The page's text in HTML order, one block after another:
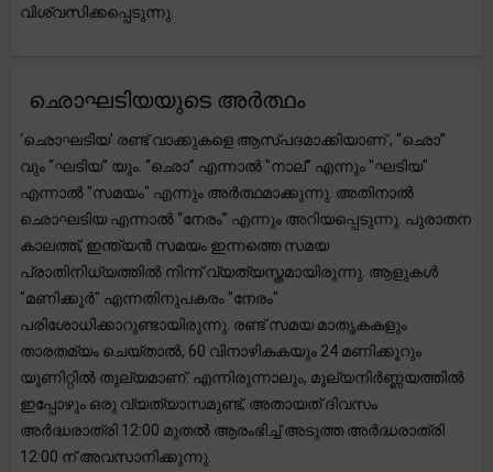
വിശ്വസിക്കപ്പെടുന്നു.
ഛൊഘടിയയുടെ അർത്ഥം
‘ഛൊഘടിയ’ രണ്ട് വാക്കുകളെ ആസ്പദമാക്കിയാണ് , “ഛൊ”
വും “ഘടിയ” യും. “ഛൊ” എന്നാൽ "നാല്" എന്നും "ഘടിയ"
എന്നാൽ "സമയം" എന്നും അർത്ഥമാക്കുന്നു. അതിനാൽ
ഛൊഘടിയ എന്നാൽ “നേരം” എന്നും അറിയപ്പെടുന്നു. പുരാതന
കാലത്ത്, ഇന്ത്യൻ സമയം ഇന്നത്തെ സമയ
പ്രാതിനിധ്യത്തിൽ നിന്ന് വ്യത്യസ്തമായിരുന്നു. ആളുകൾ
"മണിക്കൂർ" എന്നതിനുപകരം "നേരം"
പരിശോധിക്കാറുണ്ടായിരുന്നു. രണ്ട് സമയ മാതൃകകളും
താരതമ്യം ചെയ്താൽ, 60 വിനാഴികകയും 24 മണിക്കൂറും
യൂണിറ്റിൽ തുല്യമാണ്. എന്നിരുന്നാലും, മൂല്യനിർണ്ണയത്തിൽ
ഇപ്പോഴും ഒരു വ്യത്യാസമുണ്ട്, അതായത് ദിവസം
അർദ്ധരാത്രി 12:00 മുതൽ ആരംഭിച്ച് അടുത്ത അർദ്ധരാത്രി
12:00 ന് അവസാനിക്കുന്നു.